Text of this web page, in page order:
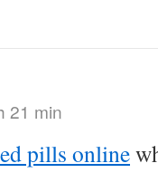
21 min
pills online